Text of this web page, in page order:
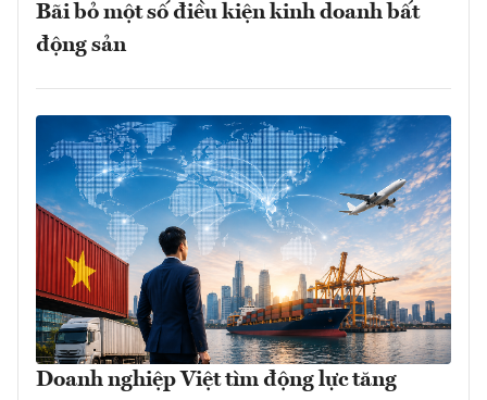
Bãi bỏ một số điều kiện kinh doanh bất
động sản
Doanh nghiệp Việt tìm động lực tăng